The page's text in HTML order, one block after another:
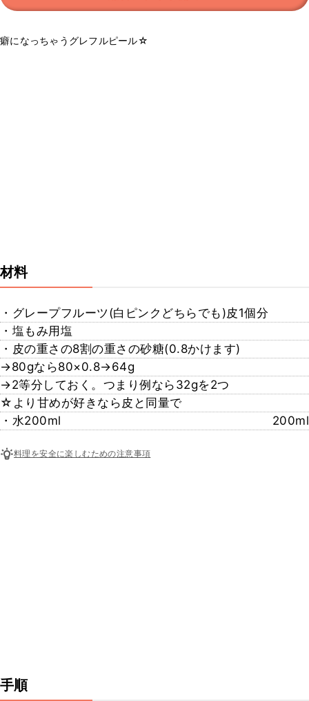
癖になっちゃうグレフルピール☆
材料
・グレープフルーツ(白ピンクどちらでも)皮1個分
・塩もみ用塩
・皮の重さの8割の重さの砂糖(0.8かけます)
→80gなら80×0.8→64g
→2等分しておく。つまり例なら32gを2つ
☆より甘めが好きなら皮と同量で
・水200ml
200ml
料理を安全に楽しむための注意事項
手順